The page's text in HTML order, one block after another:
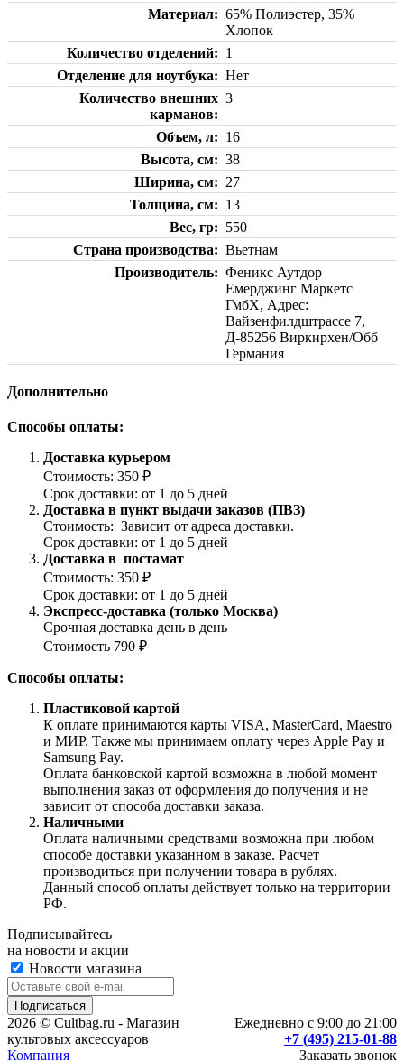
Материал
65% Полиэстер, 35%
Хлопок
Количество отделений
1
Отделение для ноутбука
Нет
Количество внешних
карманов
3
Объем, л
16
Высота, см
38
Ширина, см
27
Толщина, см
13
Вес, гр
550
Страна производства
Вьетнам
Производитель
Феникс Аутдор
Емерджинг Маркетс
ГмбХ, Адрес:
Вайзенфилдштрассе 7,
Д-85256 Виркирхен/Обб
Германия
Дополнительно
Способы оплаты:
Доставка курьером
Стоимость: 350 ₽
Срок доставки: от 1 до 5 дней
Доставка в пункт выдачи заказов (ПВЗ)
Стоимость: Зависит от адреса доставки.
Срок доставки: от 1 до 5 дней
Доставка в постамат
Стоимость: 350 ₽
Срок доставки: от 1 до 5 дней
Экспресс-доставка (только Москва)
Срочная доставка день в день
Стоимость 790 ₽
Способы оплаты:
Пластиковой картой
К оплате принимаются карты VISA, MasterCard, Maestro
и МИР. Также мы принимаем оплату через Apple Pay и
Samsung Pay.
Оплата банковской картой возможна в любой момент
выполнения заказ от оформления до получения и не
зависит от способа доставки заказа.
Наличными
Оплата наличными средствами возможна при любом
способе доставки указанном в заказе. Расчет
производиться при получении товара в рублях.
Данный способ оплаты действует только на территории
РФ.
Подписывайтесь
на новости и акции
Новости магазина
Ежедневно с 9:00 до 21:00
+7 (495) 215-01-88
Заказать звонок
2026 © Cultbag.ru - Магазин
культовых аксессуаров
Компания